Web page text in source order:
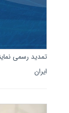
تمدید رسمی
ایران